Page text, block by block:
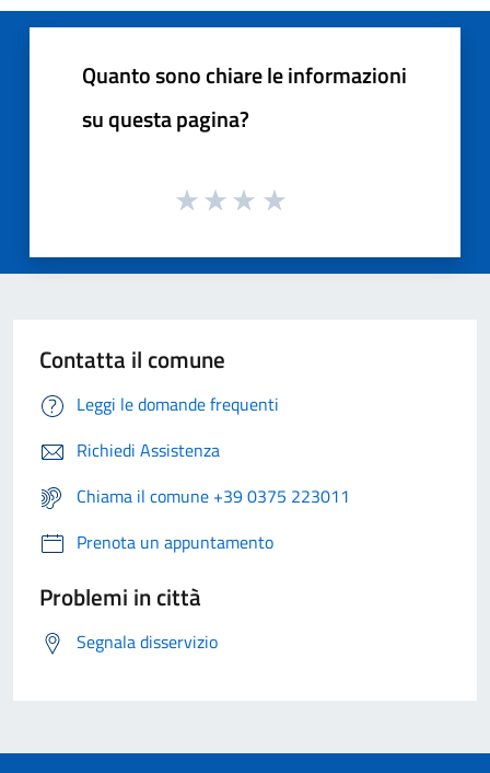
Quanto sono chiare le informazioni
su questa pagina?
Contatta il comune
Leggi le domande frequenti
Richiedi Assistenza
Chiama il comune +39 0375 223011
Prenota un appuntamento
Problemi in città
Segnala disservizio